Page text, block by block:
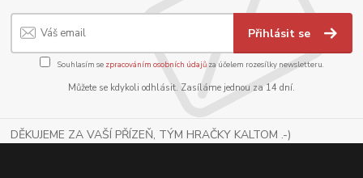
Přihlásit se
Souhlasím se zpracováním osobních údajůza účelem rozesílky newsletteru.
Můžete se kdykoli odhlásit. Zasíláme jednou za 14 dní.
DĚKUJEME ZA VAŠÍ PŘÍZEŇ, TÝM HRAČKY KALTOM .-)